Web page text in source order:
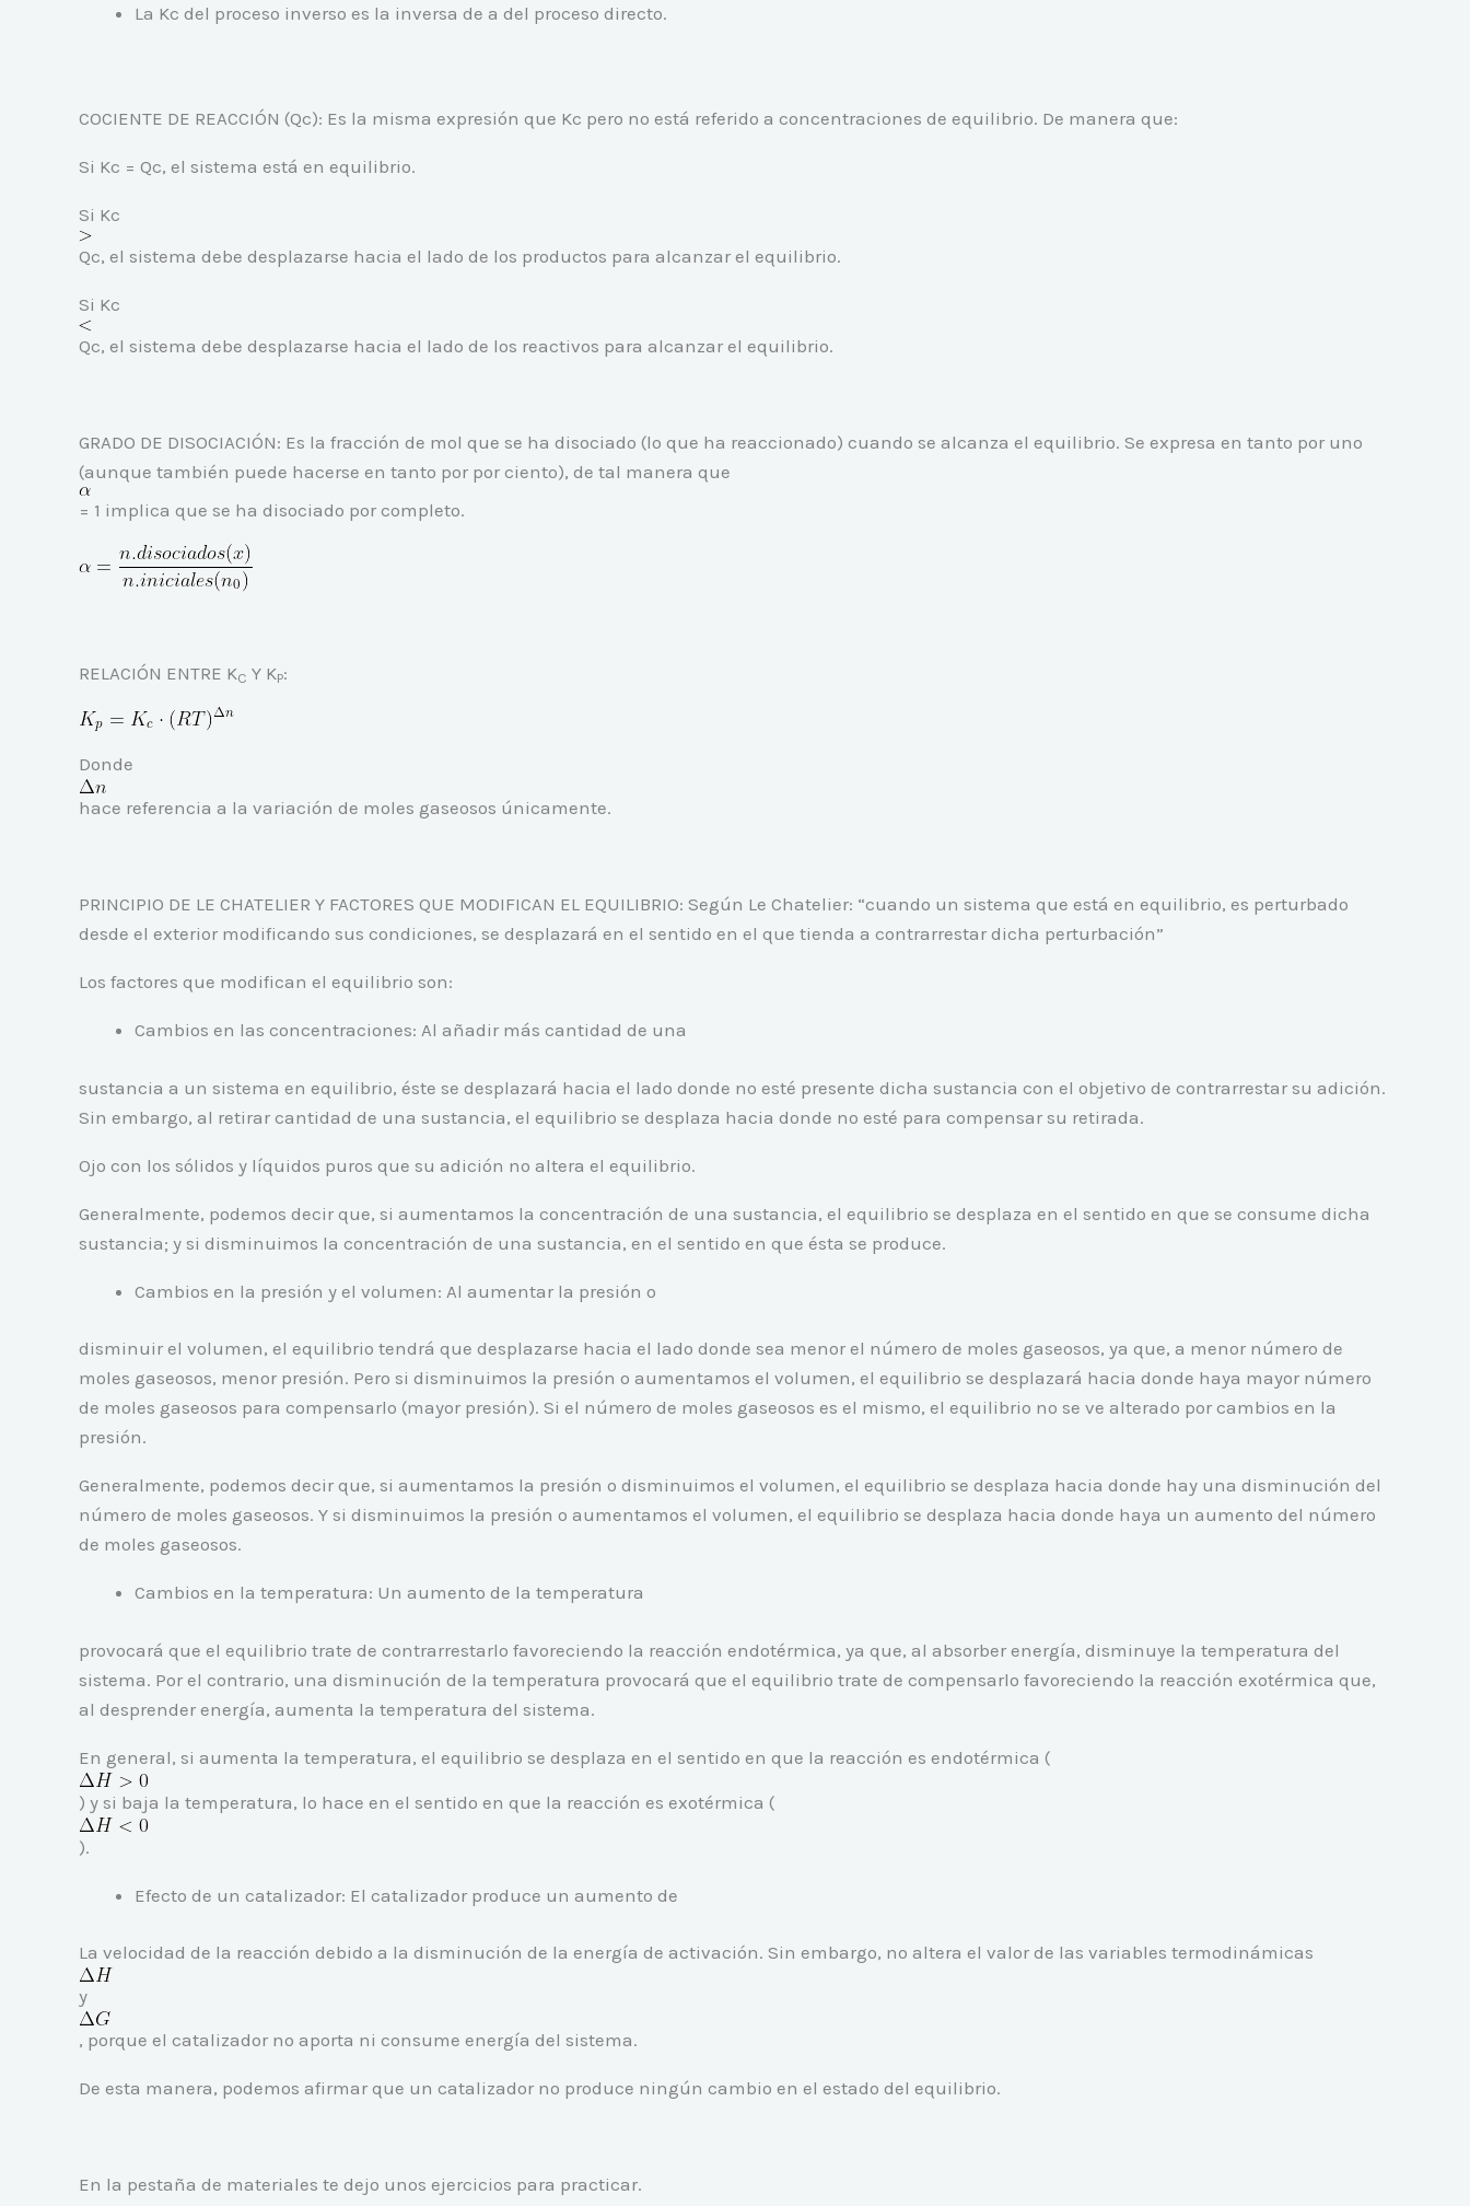
La Kc del proceso inverso es la inversa de a del proceso directo.
COCIENTE DE REACCIÓN (Qc): Es la misma expresión que Kc pero no está referido a concentraciones de equilibrio. De manera que:
Si Kc = Qc, el sistema está en equilibrio.
Si Kc
Qc, el sistema debe desplazarse hacia el lado de los productos para alcanzar el equilibrio.
Si Kc
Qc, el sistema debe desplazarse hacia el lado de los reactivos para alcanzar el equilibrio.
GRADO DE DISOCIACIÓN: Es la fracción de mol que se ha disociado (lo que ha reaccionado) cuando se alcanza el equilibrio. Se expresa en tanto por uno
(aunque también puede hacerse en tanto por por ciento), de tal manera que
= 1 implica que se ha disociado por completo.
RELACIÓN ENTRE KC Y KP:
Donde
hace referencia a la variación de moles gaseosos únicamente.
PRINCIPIO DE LE CHATELIER Y FACTORES QUE MODIFICAN EL EQUILIBRIO: Según Le Chatelier: “cuando un sistema que está en equilibrio, es perturbado
desde el exterior modificando sus condiciones, se desplazará en el sentido en el que tienda a contrarrestar dicha perturbación”
Los factores que modifican el equilibrio son:
Cambios en las concentraciones: Al añadir más cantidad de una
sustancia a un sistema en equilibrio, éste se desplazará hacia el lado donde no esté presente dicha sustancia con el objetivo de contrarrestar su adición.
Sin embargo, al retirar cantidad de una sustancia, el equilibrio se desplaza hacia donde no esté para compensar su retirada.
Ojo con los sólidos y líquidos puros que su adición no altera el equilibrio.
Generalmente, podemos decir que, si aumentamos la concentración de una sustancia, el equilibrio se desplaza en el sentido en que se consume dicha
sustancia; y si disminuimos la concentración de una sustancia, en el sentido en que ésta se produce.
Cambios en la presión y el volumen: Al aumentar la presión o
disminuir el volumen, el equilibrio tendrá que desplazarse hacia el lado donde sea menor el número de moles gaseosos, ya que, a menor número de
moles gaseosos, menor presión. Pero si disminuimos la presión o aumentamos el volumen, el equilibrio se desplazará hacia donde haya mayor número
de moles gaseosos para compensarlo (mayor presión). Si el número de moles gaseosos es el mismo, el equilibrio no se ve alterado por cambios en la
presión.
Generalmente, podemos decir que, si aumentamos la presión o disminuimos el volumen, el equilibrio se desplaza hacia donde hay una disminución del
número de moles gaseosos. Y si disminuimos la presión o aumentamos el volumen, el equilibrio se desplaza hacia donde haya un aumento del número
de moles gaseosos.
Cambios en la temperatura: Un aumento de la temperatura
provocará que el equilibrio trate de contrarrestarlo favoreciendo la reacción endotérmica, ya que, al absorber energía, disminuye la temperatura del
sistema. Por el contrario, una disminución de la temperatura provocará que el equilibrio trate de compensarlo favoreciendo la reacción exotérmica que,
al desprender energía, aumenta la temperatura del sistema.
En general, si aumenta la temperatura, el equilibrio se desplaza en el sentido en que la reacción es endotérmica (
) y si baja la temperatura, lo hace en el sentido en que la reacción es exotérmica (
).
Efecto de un catalizador: El catalizador produce un aumento de
La velocidad de la reacción debido a la disminución de la energía de activación. Sin embargo, no altera el valor de las variables termodinámicas
y
, porque el catalizador no aporta ni consume energía del sistema.
De esta manera, podemos afirmar que un catalizador no produce ningún cambio en el estado del equilibrio.
En la pestaña de materiales te dejo unos ejercicios para practicar.